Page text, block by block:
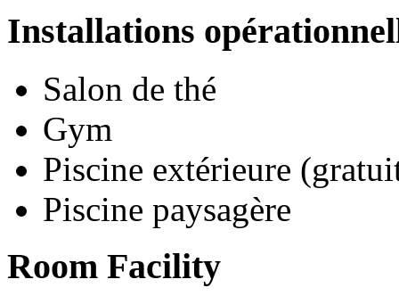
Installations
Salon de thé
Gym
Piscine extérieure
Piscine paysagère
Room Facility